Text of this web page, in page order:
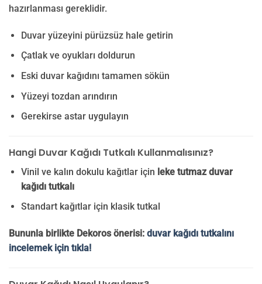
hazırlanması gereklidir.
Duvar yüzeyini pürüzsüz hale getirin
Çatlak ve oyukları doldurun
Eski duvar kağıdını tamamen sökün
Yüzeyi tozdan arındırın
Gerekirse astar uygulayın
Hangi Duvar Kağıdı Tutkalı Kullanmalısınız?
Vinil ve kalın dokulu kağıtlar için leke tutmaz duvar
kağıdı tutkalı
Standart kağıtlar için klasik tutkal
Bununla birlikte Dekoros önerisi: duvar kağıdı tutkalını
incelemek için tıkla!